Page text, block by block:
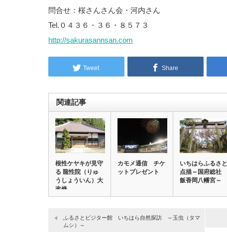
問合せ：桜さんさん会・河内さん
Tel.０４３６・３６・８５７３
http://sakurasannsan.com
Tweet Share
関連記事
根性ケヤキが見守
る 龍性院（りゅ
うしょういん）大
改修
カモメ通信 チケ
ットプレゼント
いちはらふるさと
点描～国府総社
飯香岡八幡宮～
ふるさとビジター館 いちはら自然探訪 ～玉虫（タマ
ムシ）～